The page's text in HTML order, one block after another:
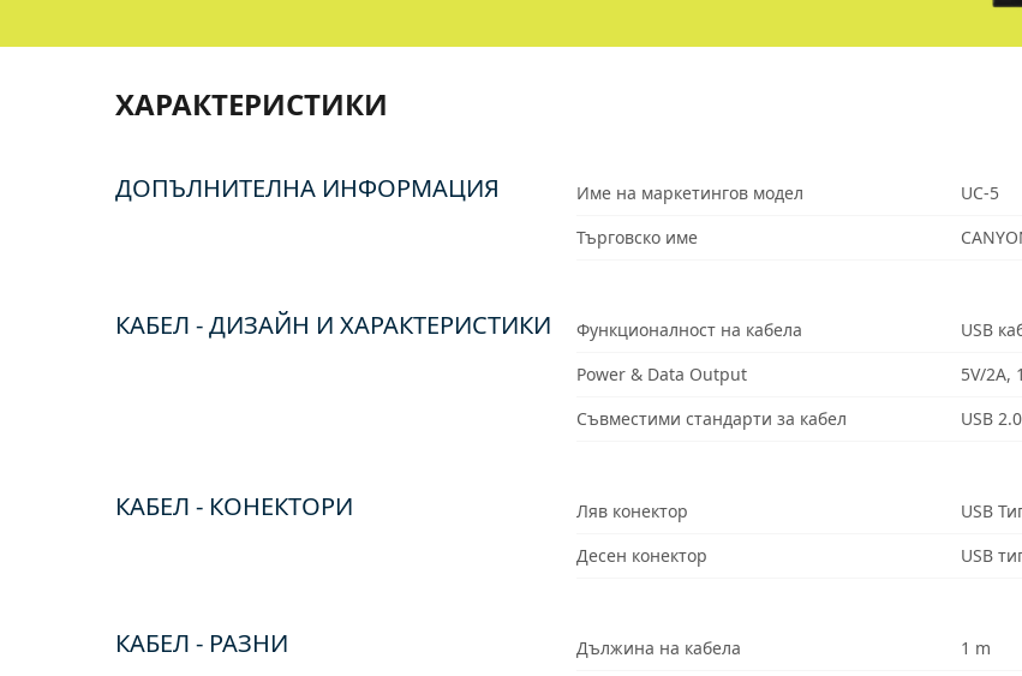
ХАРАКТЕРИСТИКИ
ДОПЪЛНИТЕЛНА ИНФОРМАЦИЯ Име на маркетингов модел
UC-5
Търговско име
КАБЕЛ - ДИЗАЙН И ХАРАКТЕРИСТИКИ Функционалност на кабела
USB
Power & Data Output
5V/2A,
Съвместими стандарти за кабел
USB 2.0
КАБЕЛ - КОНЕКТОРИ Ляв конектор
USB
Десен конектор
USB
КАБЕЛ - РАЗНИ Дължина на кабела
1 m